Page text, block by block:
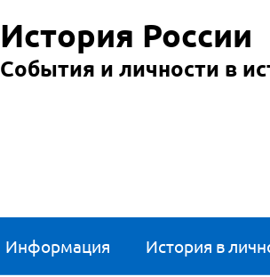
История России
События и личности в
Информация История в